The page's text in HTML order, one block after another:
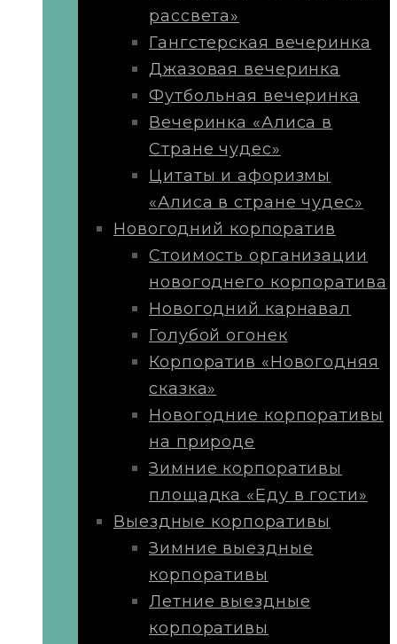
рассвета»
Гангстерская вечеринка
Джазовая вечеринка
Футбольная вечеринка
Вечеринка «Алиса в
Стране чудес»
Цитаты и афоризмы
«Алиса в стране чудес»
Новогодний корпоратив
Стоимость организации
новогоднего корпоратива
Новогодний карнавал
Голубой огонек
Корпоратив «Новогодняя
сказка»
Новогодние корпоративы
на природе
Зимние корпоративы
площадка «Еду в гости»
Выездные корпоративы
Зимние выездные
корпоративы
Летние выездные
корпоративы